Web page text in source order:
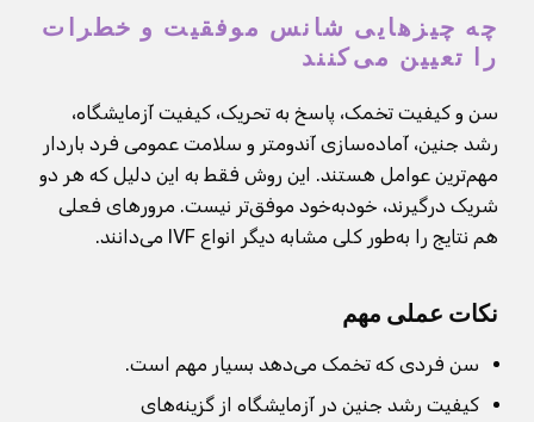
چه چیزهایی شانس موفقیت و خطرات
را تعیین می‌کنند
سن و کیفیت تخمک، پاسخ به تحریک، کیفیت آزمایشگاه،
رشد جنین، آماده‌سازی آندومتر و سلامت عمومی فرد باردار
مهم‌ترین عوامل هستند. این روش فقط به این دلیل که هر دو
شریک درگیرند، خودبه‌خود موفق‌تر نیست. مرورهای فعلی
هم نتایج را به‌طور کلی مشابه دیگر انواع IVF می‌دانند.
نکات عملی مهم
سن فردی که تخمک می‌دهد بسیار مهم است.
کیفیت رشد جنین در آزمایشگاه از گزینه‌های